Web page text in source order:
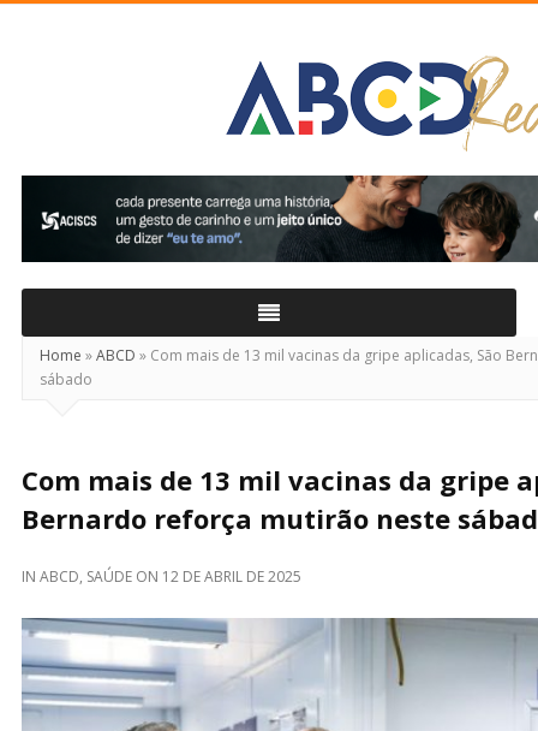
Home »ABCD » Com mais de 13 mil vacinas da gripe aplicadas, São
sábado
Com mais de 13 mil vacinas da gripe
Bernardo reforça mutirão neste
IN ABCD, SAÚDE ON 12 DE ABRIL DE 2025